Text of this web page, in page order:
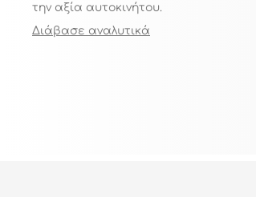
την αξία αυτοκινήτου.
Διάβασε αναλυτικά